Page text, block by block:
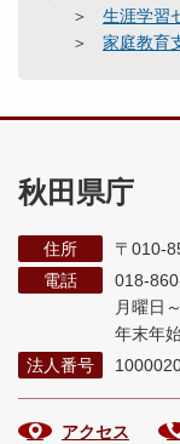
生涯学習
家庭教育
秋田県庁
住所
〒010-
電話
018-
月曜日
年末年
法人番号
アクセス